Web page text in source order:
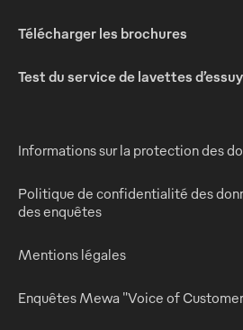
Télécharger les brochures
Test du service de lavettes
Informations sur la protection des
Politique de confidentialité des
des enquêtes
Mentions légales
Enquêtes Mewa "Voice of